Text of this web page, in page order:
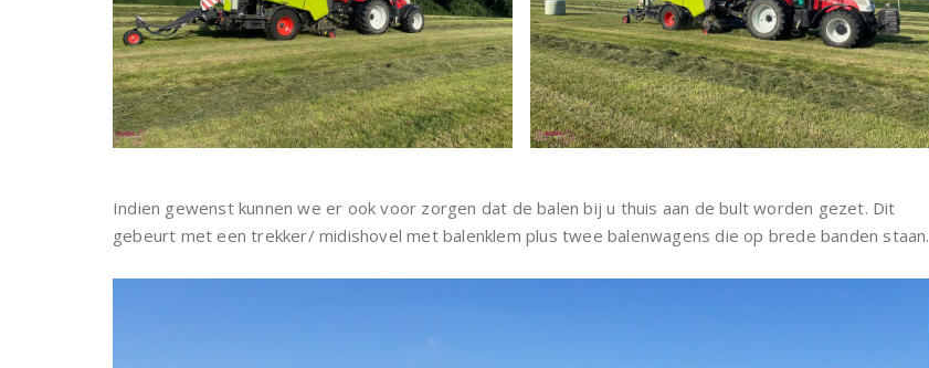
Indien gewenst kunnen we er ook voor zorgen dat de balen bij u thuis aan de bult worden gezet. Dit
gebeurt met een trekker/ midishovel met balenklem plus twee balenwagens die op brede banden staan.